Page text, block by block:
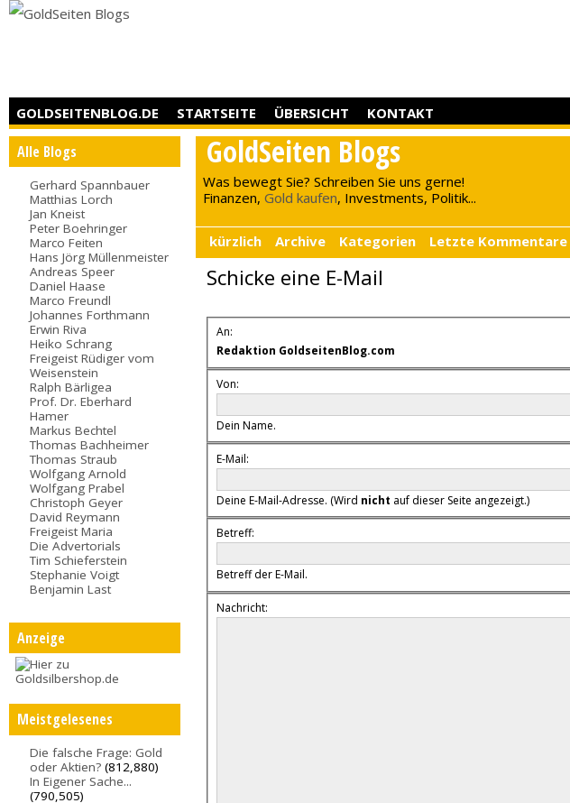
GOLDSEITENBLOG.DE STARTSEITE ÜBERSICHT KONTAKT
Alle Blogs
Gerhard Spannbauer
Matthias Lorch
Jan Kneist
Peter Boehringer
Marco Feiten
Hans Jörg Müllenmeister
Andreas Speer
Daniel Haase
Marco Freundl
Johannes Forthmann
Erwin Riva
Heiko Schrang
Freigeist Rüdiger vom
Weisenstein
Ralph Bärligea
Prof. Dr. Eberhard
Hamer
Markus Bechtel
Thomas Bachheimer
Thomas Straub
Wolfgang Arnold
Wolfgang Prabel
Christoph Geyer
David Reymann
Freigeist Maria
Die Advertorials
Tim Schieferstein
Stephanie Voigt
Benjamin Last
Anzeige
Meistgelesenes
Die falsche Frage: Gold
oder Aktien? (812,880)
In Eigener Sache...
(790,505)
GoldSeiten Blogs
Was bewegt Sie? Schreiben Sie uns gerne!
Finanzen,Gold kaufen, Investments, Politik...
kürzlich Archive Kategorien Letzte Kommentare
Schicke eine E-Mail
An:
Redaktion GoldseitenBlog.com
Von:
Dein Name.
E-Mail:
Deine E-Mail-Adresse. (Wird nicht auf dieser Seite angezeigt.)
Betreff:
Betreff der E-Mail.
Nachricht: